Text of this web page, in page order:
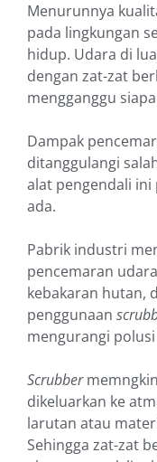
Menurunnya
pada lingkungan
hidup. Udara di
dengan zat-zat
mengganggu
Dampak
ditanggulangi
alat pengendali
ada.
Pabrik industri
pencemaran
kebakaran hutan,
penggunaan
mengurangi
Scrubber
dikeluarkan ke
larutan atau
Sehingga zat-zat